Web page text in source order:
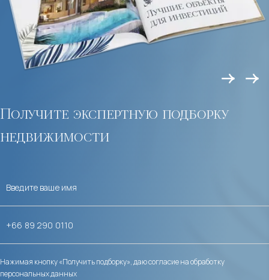
Получите экспертную подборку
недвижимости
Нажимая кнопку «Получить подборку», даю согласие на обработку
персональных данных